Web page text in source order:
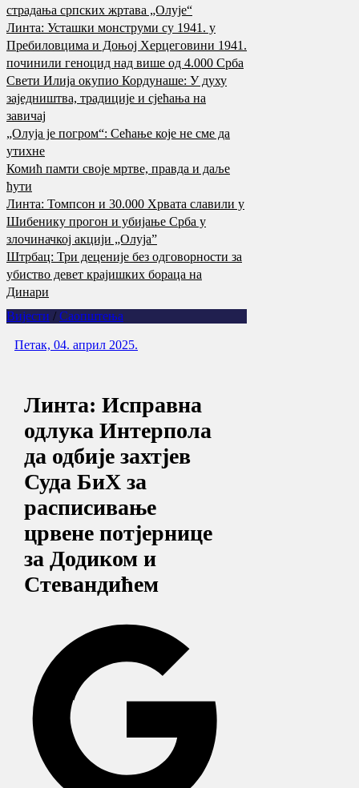
страдања српских жртава „Олује“
Линта: Усташки монструми су 1941. у
Пребиловцима и Доњој Херцеговини 1941.
починили геноцид над више од 4.000 Срба
Свети Илија окупио Кордунаше: У духу
заједништва, традиције и сјећања на
завичај
„Олуја је погром“: Сећање које не сме да
утихне
Комић памти своје мртве, правда и даље
ћути
Линта: Томпсон и 30.000 Хрвата славили у
Шибенику прогон и убијање Срба у
злочиначкој акцији „Олуја”
Штрбац: Три деценије без одговорности за
убиство девет крајишких бораца на
Динари
Вијести / Саопштења
Петак, 04. април 2025.
Линта: Исправна
одлука Интерпола
да одбије захтјев
Суда БиХ за
расписивање
црвене потјернице
за Додиком и
Стевандићем